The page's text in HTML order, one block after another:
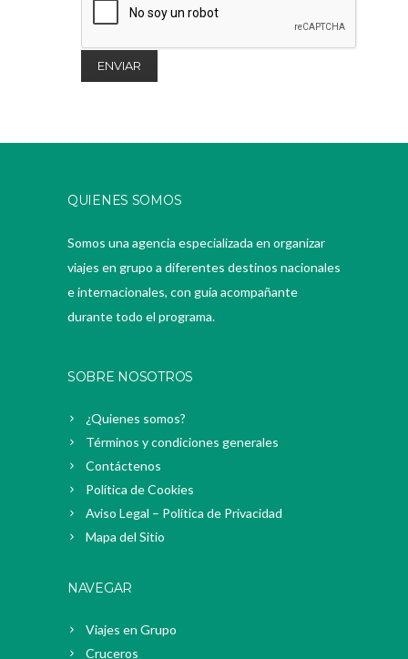
QUIENES SOMOS
Somos una agencia especializada en organizar
viajes en grupo a diferentes destinos nacionales
e internacionales, con guía acompañante
durante todo el programa.
SOBRE NOSOTROS
¿Quienes somos?
Términos y condiciones generales
Contáctenos
Política de Cookies
Aviso Legal – Política de Privacidad
Mapa del Sitio
NAVEGAR
Viajes en Grupo
Cruceros